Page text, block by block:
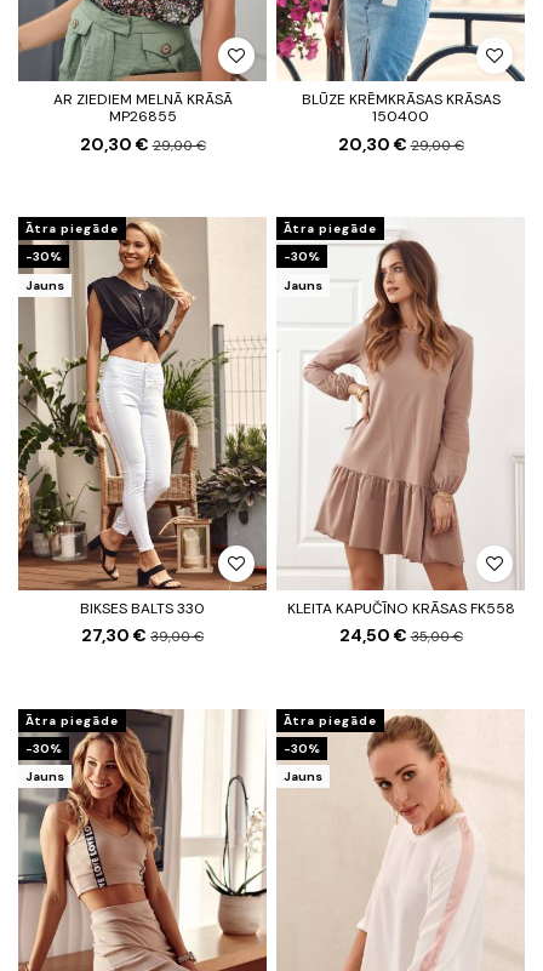
AR ZIEDIEM MELNĀ KRĀSĀ
MP26855
20,30 €29,00 €
BLŪZE KRĒMKRĀSAS KRĀSAS
150400
20,30 €29,00 €
Ātra piegāde
-30%
Jauns
BIKSES BALTS 330
27,30 € 39,00 €
Ātra piegāde
-30%
Jauns
KLEITA KAPUČĪNO KRĀSAS FK558
24,50 €35,00 €
Ātra piegāde
-30%
Jauns
Ātra piegāde
-30%
Jauns